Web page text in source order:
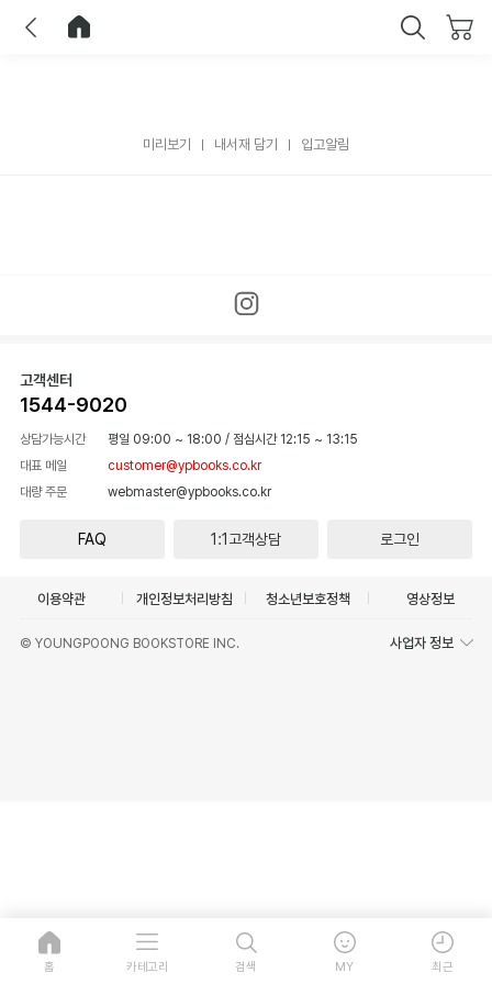
미리보기 내서재 담기 입고알림
고객센터
1544-9020
상담가능시간 평일 09:00 ~ 18:00 / 점심시간 12:15 ~ 13:15
대표 메일
customer@ypbooks.co.kr
대량 주문
webmaster@ypbooks.co.kr
FAQ 1:1고객상담 로그인
이용약관 개인정보처리방침 청소년보호정책 영상정보
© YOUNGPOONG BOOKSTORE INC. 사업자 정보
홈 카테고리 검색 MY 최근